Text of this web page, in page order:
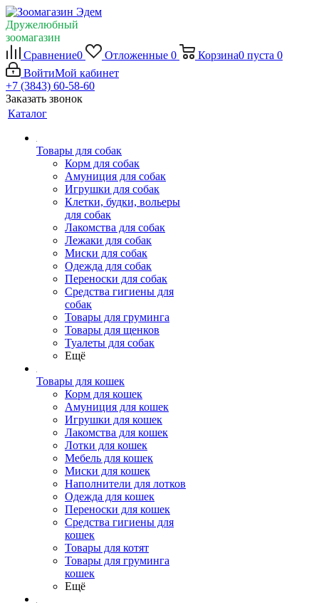
Дружелюбный
зоомагазин
Сравнение0 Отложенные 0 Корзина0 пуста 0
ВойтиМой кабинет
+7 (3843) 60-58-60
Заказать звонок
Каталог
Товары для собак
Корм для собак
Амуниция для собак
Игрушки для собак
Клетки, будки, вольеры
для собак
Лакомства для собак
Лежаки для собак
Миски для собак
Одежда для собак
Переноски для собак
Средства гигиены для
собак
Товары для груминга
Товары для щенков
Туалеты для собак
Ещё
Товары для кошек
Корм для кошек
Амуниция для кошек
Игрушки для кошек
Лакомства для кошек
Лотки для кошек
Мебель для кошек
Миски для кошек
Наполнители для лотков
Одежда для кошек
Переноски для кошек
Средства гигиены для
кошек
Товары для котят
Товары для груминга
кошек
Ещё